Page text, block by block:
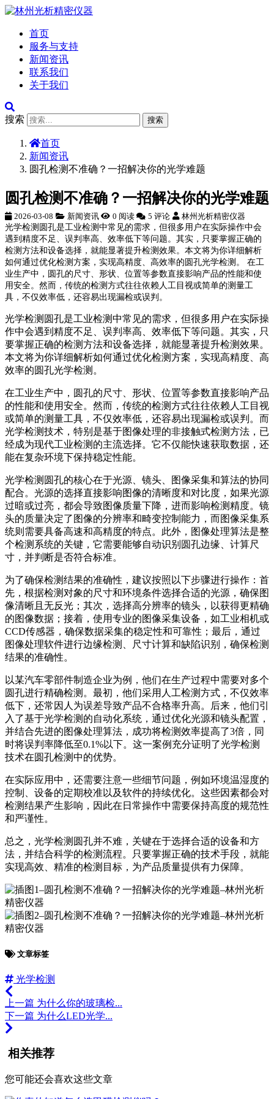
首页
服务与支持
新闻资讯
联系我们
关于我们
搜索 搜索
首页
新闻资讯
圆孔检测不准确？一招解决你的光学难题
圆孔检测不准确？一招解决你的光学难题
2026-03-08 新闻资讯 0 阅读 5 评论 林州光析精密仪器
光学检测圆孔是工业检测中常见的需求，但很多用户在实际操作中会
遇到精度不足、误判率高、效率低下等问题。其实，只要掌握正确的
检测方法和设备选择，就能显著提升检测效果。本文将为你详细解析
如何通过优化检测方案，实现高精度、高效率的圆孔光学检测。 在工
业生产中，圆孔的尺寸、形状、位置等参数直接影响产品的性能和使
用安全。然而，传统的检测方式往往依赖人工目视或简单的测量工
具，不仅效率低，还容易出现漏检或误判。
光学检测圆孔是工业检测中常见的需求，但很多用户在实际操
作中会遇到精度不足、误判率高、效率低下等问题。其实，只
要掌握正确的检测方法和设备选择，就能显著提升检测效果。
本文将为你详细解析如何通过优化检测方案，实现高精度、高
效率的圆孔光学检测。
在工业生产中，圆孔的尺寸、形状、位置等参数直接影响产品
的性能和使用安全。然而，传统的检测方式往往依赖人工目视
或简单的测量工具，不仅效率低，还容易出现漏检或误判。而
光学检测技术，特别是基于图像处理的非接触式检测方法，已
经成为现代工业检测的主流选择。它不仅能快速获取数据，还
能在复杂环境下保持稳定性能。
光学检测圆孔的核心在于光源、镜头、图像采集和算法的协同
配合。光源的选择直接影响图像的清晰度和对比度，如果光源
过暗或过亮，都会导致图像质量下降，进而影响检测精度。镜
头的质量决定了图像的分辨率和畸变控制能力，而图像采集系
统则需要具备高速和高精度的特点。此外，图像处理算法是整
个检测系统的关键，它需要能够自动识别圆孔边缘、计算尺
寸，并判断是否符合标准。
为了确保检测结果的准确性，建议按照以下步骤进行操作：首
先，根据检测对象的尺寸和环境条件选择合适的光源，确保图
像清晰且无反光；其次，选择高分辨率的镜头，以获得更精确
的图像数据；接着，使用专业的图像采集设备，如工业相机或
CCD传感器，确保数据采集的稳定性和可靠性；最后，通过
图像处理软件进行边缘检测、尺寸计算和缺陷识别，确保检测
结果的准确性。
以某汽车零部件制造企业为例，他们在生产过程中需要对多个
圆孔进行精确检测。最初，他们采用人工检测方式，不仅效率
低下，还常因人为误差导致产品不合格率升高。后来，他们引
入了基于光学检测的自动化系统，通过优化光源和镜头配置，
并结合先进的图像处理算法，成功将检测效率提高了3倍，同
时将误判率降低至0.1%以下。这一案例充分证明了光学检测
技术在圆孔检测中的优势。
在实际应用中，还需要注意一些细节问题，例如环境温湿度的
控制、设备的定期校准以及软件的持续优化。这些因素都会对
检测结果产生影响，因此在日常操作中需要保持高度的规范性
和严谨性。
总之，光学检测圆孔并不难，关键在于选择合适的设备和方
法，并结合科学的检测流程。只要掌握正确的技术手段，就能
实现高效、精准的检测目标，为产品质量提供有力保障。
文章标签
光学检测
上一篇 为什么你的玻璃检...
下一篇 为什么LED光学...
相关推荐
您可能还会喜欢这些文章